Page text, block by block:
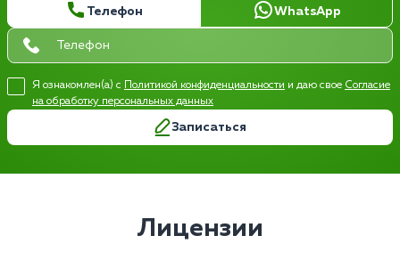
Телефон WhatsApp
Я ознакомлен(а) с Политикой конфиденциальности и даю свое Согласие
на обработку персональных данных
Записаться
Лицензии